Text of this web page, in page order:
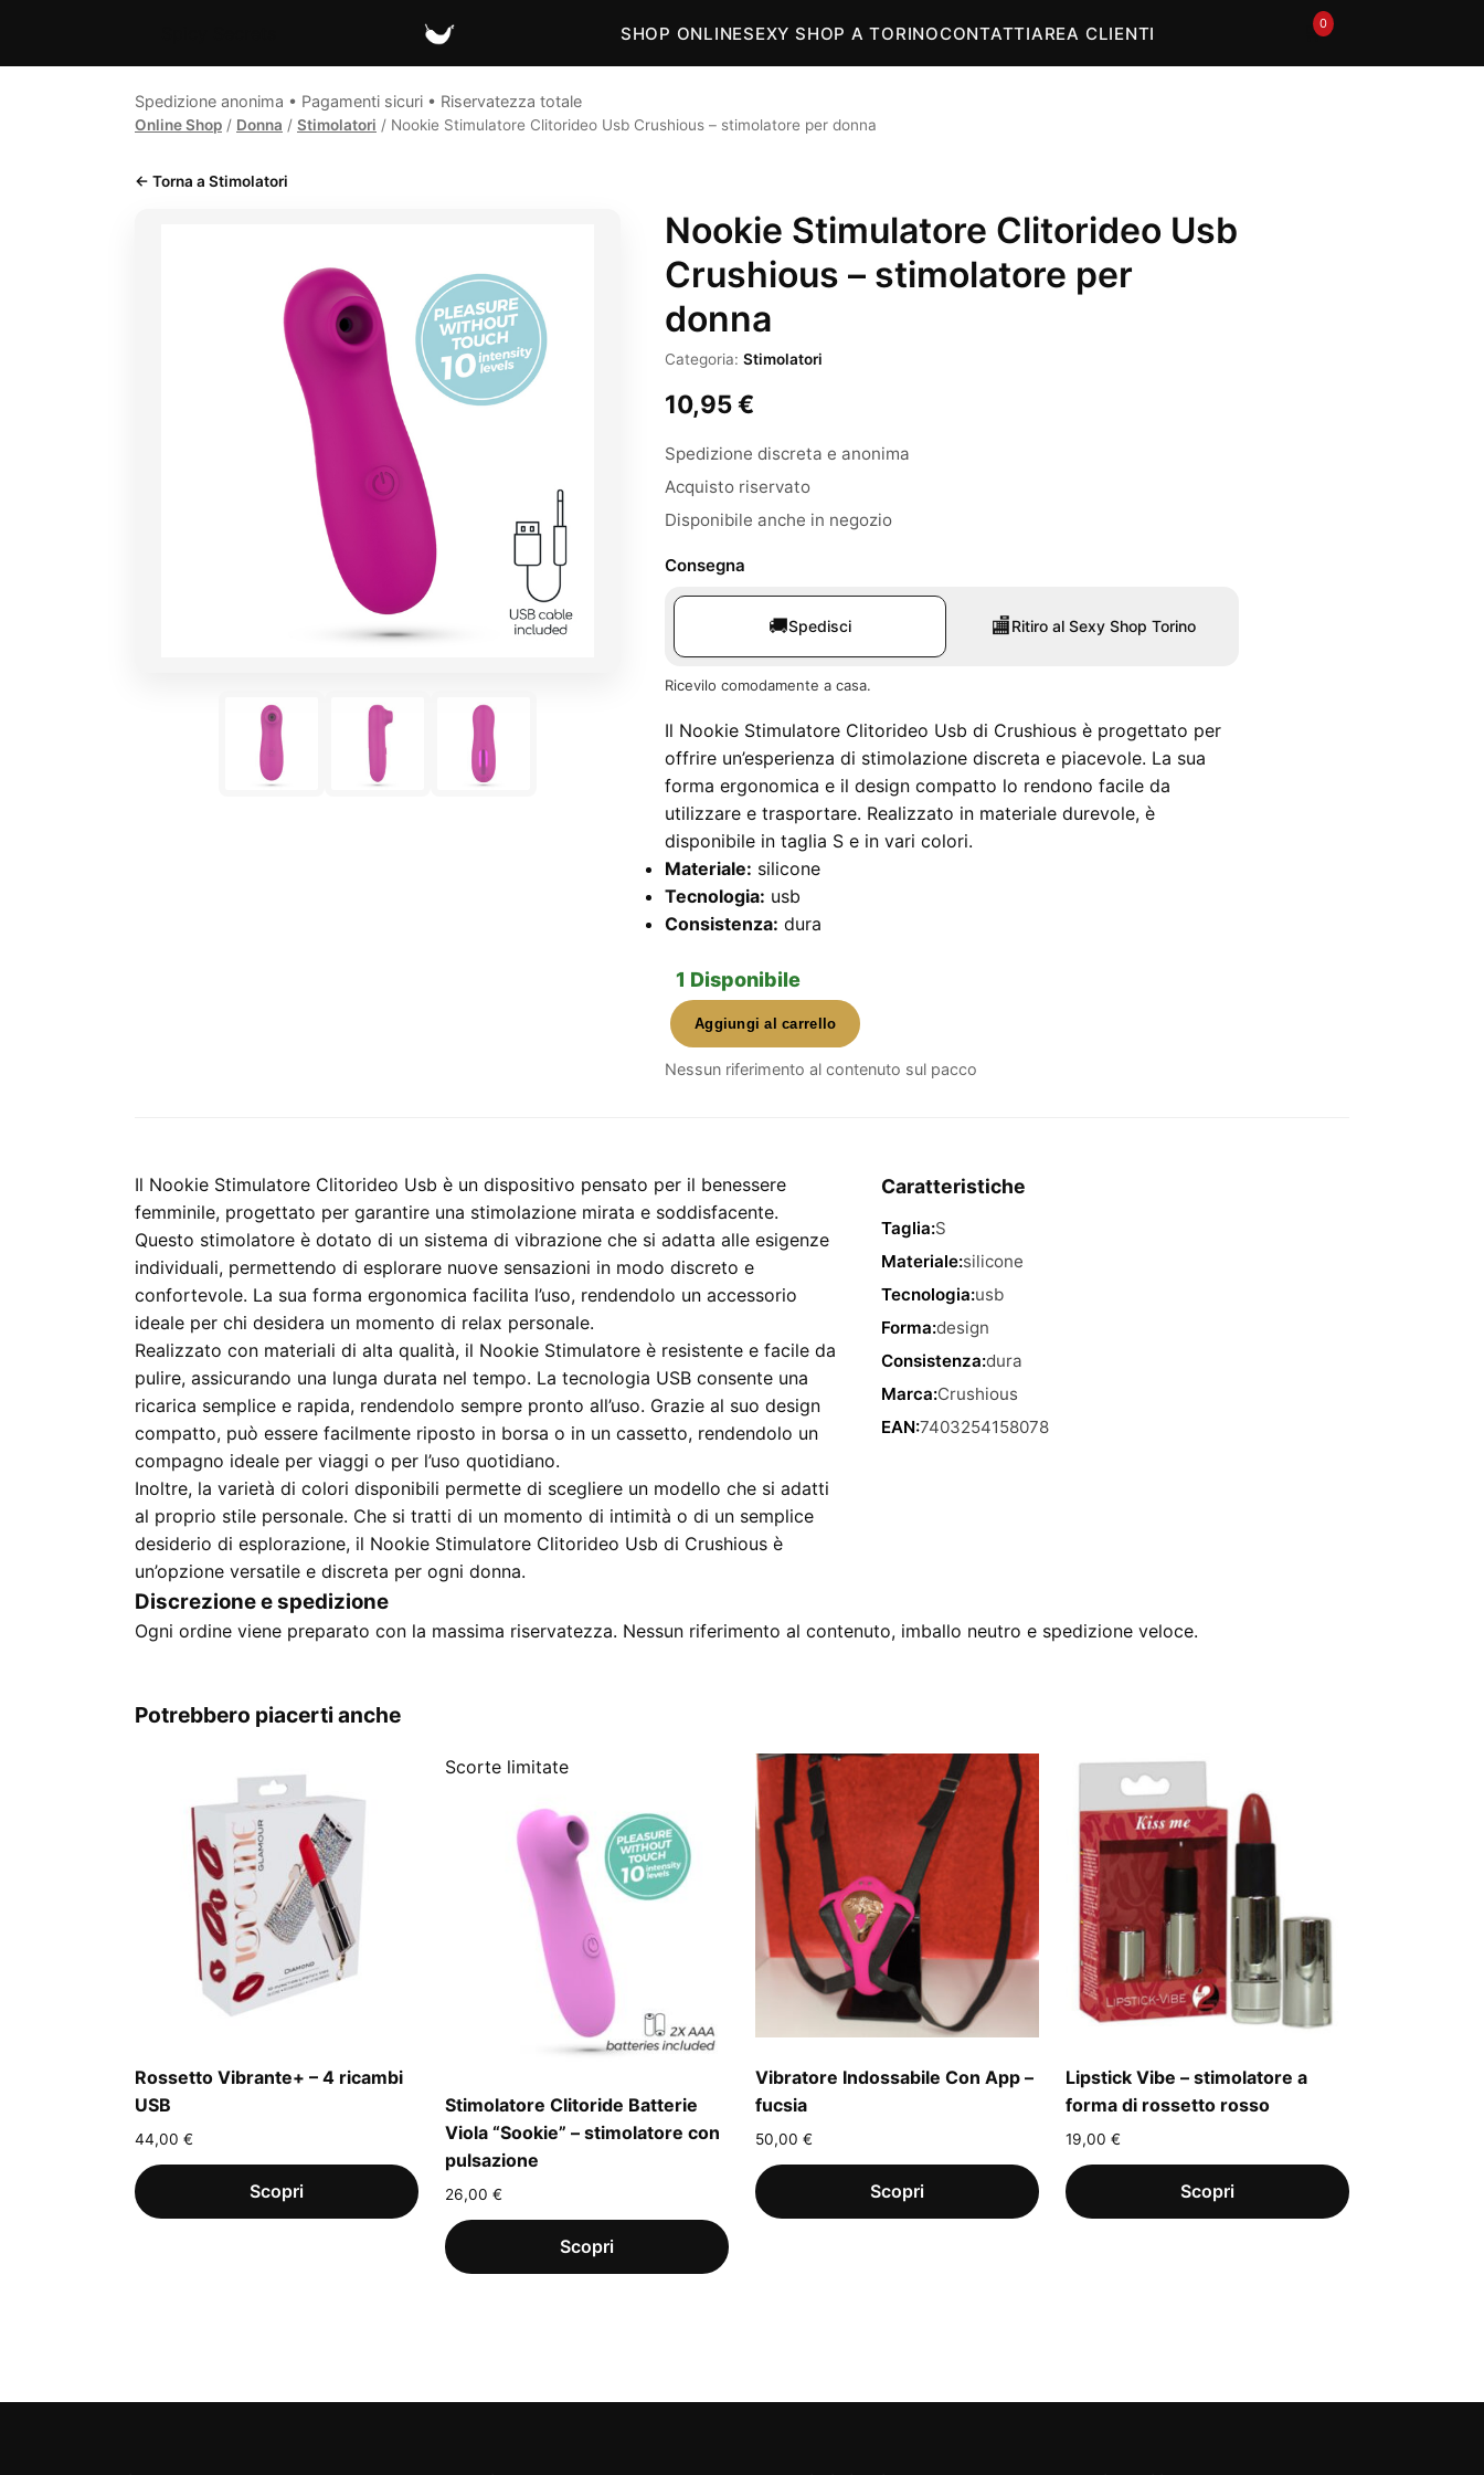
SHOP ONLINESEXY SHOP A TORINOCONTATTIAREA CLIENTI 🛒0
Spedizione anonima • Pagamenti sicuri • Riservatezza totale
Online Shop / Donna / Stimolatori / Nookie Stimulatore Clitorideo Usb Crushious – stimolatore per donna
← Torna a Stimolatori
Nookie Stimulatore Clitorideo Usb
Crushious – stimolatore per
donna
Categoria: Stimolatori
10,95€
Spedizione discreta e anonima
Acquisto riservato
Disponibile anche in negozio
Consegna
🚚Spedisci 🏬Ritiro al Sexy Shop Torino
Ricevilo comodamente a casa.
Il Nookie Stimulatore Clitorideo Usb di Crushious è progettato per
offrire un’esperienza di stimolazione discreta e piacevole. La sua
forma ergonomica e il design compatto lo rendono facile da
utilizzare e trasportare. Realizzato in materiale durevole, è
disponibile in taglia S e in vari colori.
Materiale: silicone
Tecnologia: usb
Consistenza: dura
1 Disponibile
Nookie
Stimulatore
–
stimolatore
per
donna
quantità
Aggiungi al carrello
Nessun riferimento al contenuto sul pacco
Il Nookie Stimulatore Clitorideo Usb è un dispositivo pensato per il benessere
femminile, progettato per garantire una stimolazione mirata e soddisfacente.
Questo stimolatore è dotato di un sistema di vibrazione che si adatta alle esigenze
individuali, permettendo di esplorare nuove sensazioni in modo discreto e
confortevole. La sua forma ergonomica facilita l’uso, rendendolo un accessorio
ideale per chi desidera un momento di relax personale.
Realizzato con materiali di alta qualità, il Nookie Stimulatore è resistente e facile da
pulire, assicurando una lunga durata nel tempo. La tecnologia USB consente una
ricarica semplice e rapida, rendendolo sempre pronto all’uso. Grazie al suo design
compatto, può essere facilmente riposto in borsa o in un cassetto, rendendolo un
compagno ideale per viaggi o per l’uso quotidiano.
Inoltre, la varietà di colori disponibili permette di scegliere un modello che si adatti
al proprio stile personale. Che si tratti di un momento di intimità o di un semplice
desiderio di esplorazione, il Nookie Stimulatore Clitorideo Usb di Crushious è
un’opzione versatile e discreta per ogni donna.
Caratteristiche
Taglia:S
Materiale:silicone
Tecnologia:usb
Forma:design
Consistenza:dura
Marca:Crushious
EAN:7403254158078
Discrezione e spedizione
Ogni ordine viene preparato con la massima riservatezza. Nessun riferimento al contenuto, imballo neutro e spedizione veloce.
Potrebbero piacerti anche
Rossetto Vibrante+ – 4 ricambi
USB
44,00 €
Scorte limitate
Stimolatore Clitoride Batterie
Viola “Sookie” – stimolatore con
pulsazione
26,00 €
Vibratore Indossabile Con App –
fucsia
50,00 €
Lipstick Vibe – stimolatore a
forma di rossetto rosso
19,00 €